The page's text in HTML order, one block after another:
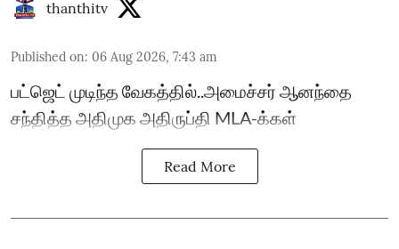
thanthitv
Published on: 06 Aug 2026, 7:43 am
பட்ஜெட் முடிந்த வேகத்தில்..அமைச்சர் ஆனந்தை
சந்தித்த அதிமுக அதிருப்தி MLA-க்கள்
Read More